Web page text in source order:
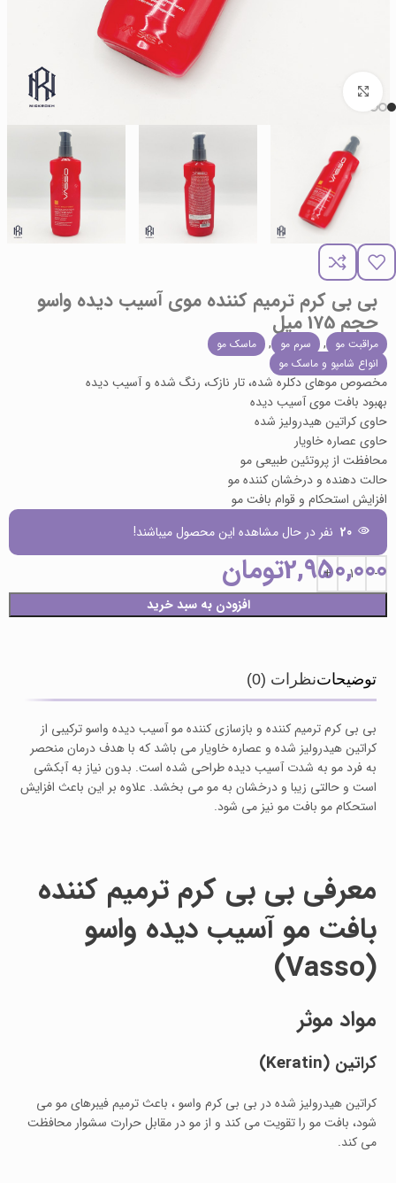
بی بی کرم ترمیم کننده موی آسیب دیده واسو
حجم 175 میل
مراقبت مو , سرم مو ,
ماسک مو
انواع شامپو و ماسک مو
مخصوص موهای دکلره شده، تار نازک، رنگ شده و آسیب دیده
بهبود بافت موی آسیب دیده
حاوی کراتین هیدرولیز شده
حاوی عصاره خاویار
محافظت از پروتئین طبیعی مو
حالت دهنده و درخشان کننده مو
افزایش استحکام و قوام بافت مو
20 نفر در حال مشاهده این محصول میباشند!
2,950,000تومان
افزودن به سبد خرید
توضیحاتنظرات (0)
بی بی کرم ترمیم کننده و بازسازی کننده مو آسیب دیده واسو ترکیبی از
کراتین هیدرولیز شده و عصاره خاویار می باشد که با هدف درمان منحصر
به فرد مو به شدت آسیب دیده طراحی شده است. بدون نیاز به آبکشی
است و حالتی زیبا و درخشان به مو می بخشد. علاوه بر این باعث افزایش
استحکام مو بافت مو نیز می شود.
معرفی بی بی کرم ترمیم کننده
بافت مو آسیب دیده واسو
(Vasso)
مواد موثر
کراتین (Keratin)
کراتین هیدرولیز شده در بی بی کرم واسو ، باعث ترمیم فیبرهای مو می
شود، بافت مو را تقویت می کند و از مو در مقابل حرارت سشوار محافظت
می کند.